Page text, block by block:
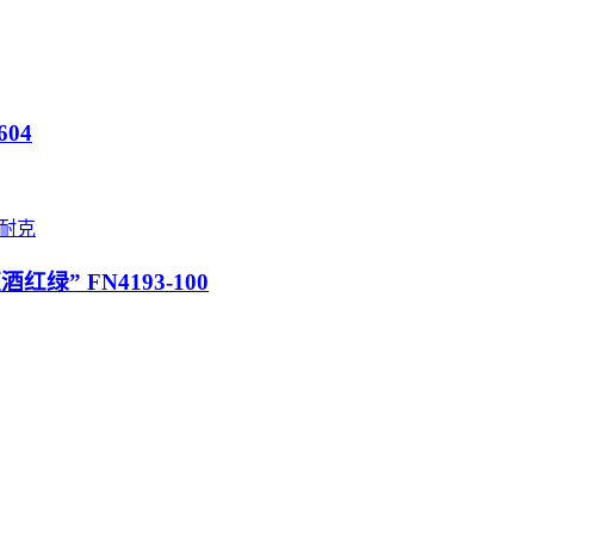
耐克
红绿” FN4193-100